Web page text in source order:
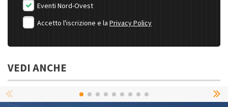
Eventi Nord-Ovest
Accetto l'iscrizione e la Privacy Policy
VEDI ANCHE